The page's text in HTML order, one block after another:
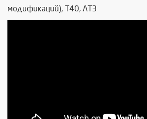
модификаций), Т40, ЛТЗ